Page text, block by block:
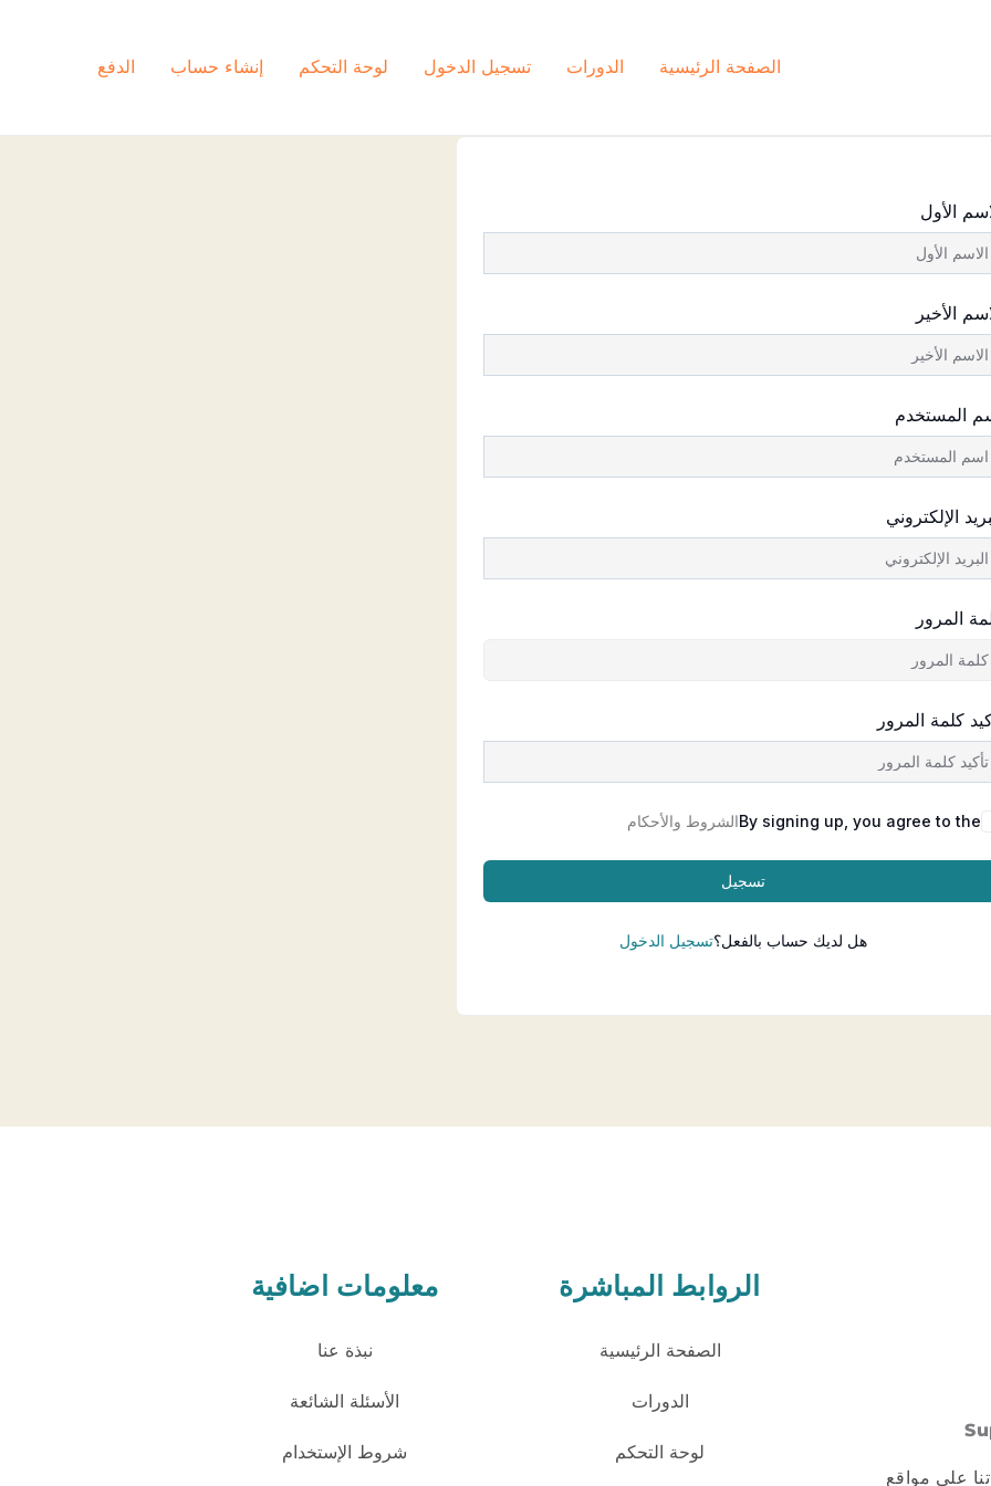
الصفحة الرئيسية الدورات تسجيل الدخول لوحة التحكم إنشاء حساب الدفع
الأول
الأخير
المستخدم
الإلكتروني
المرور
كلمة المرور
By signing up, you agree to theالشروط والأحكام
تسجيل
هل لديك حساب بالفعل؟تسجيل الدخول
على مواقع
الروابط المباشرة
الصفحة الرئيسية
الدورات
لوحة التحكم
معلومات اضافية
نبذة عنا
الأسئلة الشائعة
شروط الإستخدام